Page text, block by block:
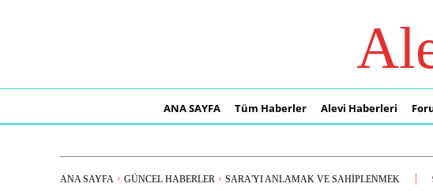
ANA SAYFA Tüm Haberler Alevi Haberleri
ANA SAYFA GÜNCEL HABERLER SARA'YI ANLAMAK VE SAHIPLENMEK